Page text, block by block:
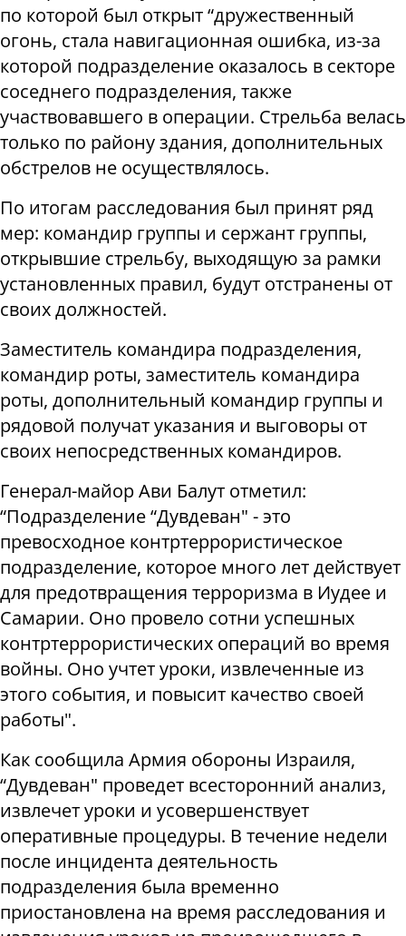
по которой был открыт “дружественный
огонь, стала навигационная ошибка, из-за
которой подразделение оказалось в секторе
соседнего подразделения, также
участвовавшего в операции. Стрельба велась
только по району здания, дополнительных
обстрелов не осуществлялось.
По итогам расследования был принят ряд
мер: командир группы и сержант группы,
открывшие стрельбу, выходящую за рамки
установленных правил, будут отстранены от
своих должностей.
Заместитель командира подразделения,
командир роты, заместитель командира
роты, дополнительный командир группы и
рядовой получат указания и выговоры от
своих непосредственных командиров.
Генерал-майор Ави Балут отметил:
“Подразделение “Дувдеван" - это
превосходное контртеррористическое
подразделение, которое много лет действует
для предотвращения терроризма в Иудее и
Самарии. Оно провело сотни успешных
контртеррористических операций во время
войны. Оно учтет уроки, извлеченные из
этого события, и повысит качество своей
работы".
Как сообщила Армия обороны Израиля,
“Дувдеван" проведет всесторонний анализ,
извлечет уроки и усовершенствует
оперативные процедуры. В течение недели
после инцидента деятельность
подразделения была временно
приостановлена ​​на время расследования и